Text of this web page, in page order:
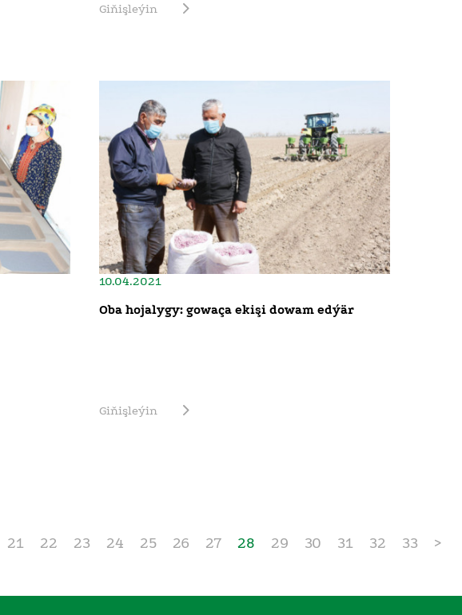
Giňişleýin
10.04.2021
Oba hojalygy: gowaça ekişi dowam edýär
Giňişleýin
21 22 23 24 25 26 27 28 29 30 31 32 33 >